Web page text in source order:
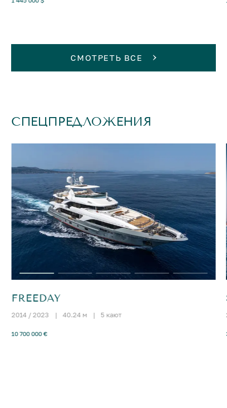
СМОТРЕТЬ ВСЕ
СПЕЦПРЕДЛОЖЕНИЯ
FREEDAY
2014 / 2023 | 40.24 м | 5 кают
10 700 000 €